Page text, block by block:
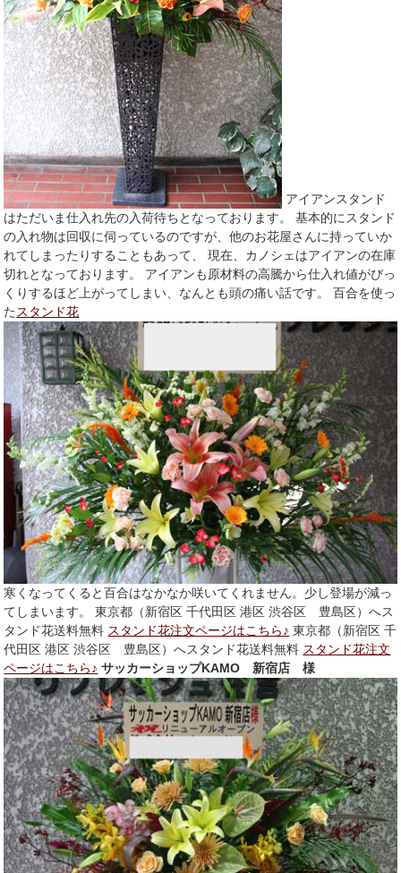
アイアンスタンド
はただいま仕入れ先の入荷待ちとなっております。 基本的にスタンド
の入れ物は回収に伺っているのですが、他のお花屋さんに持っていか
れてしまったりすることもあって、 現在、カノシェはアイアンの在庫
切れとなっております。 アイアンも原材料の高騰から仕入れ値がびっ
くりするほど上がってしまい、なんとも頭の痛い話です。 百合を使っ
た スタンド花
寒くなってくると百合はなかなか咲いてくれません。少し登場が減っ
てしまいます。 東京都（新宿区 千代田区 港区 渋谷区 豊島区）へス
タンド花送料無料 スタンド花注文ページはこちら♪ 東京都（新宿区 千
代田区 港区 渋谷区 豊島区）へスタンド花送料無料 スタンド花注文
ページはこちら♪ サッカーショップKAMO 新宿店 様